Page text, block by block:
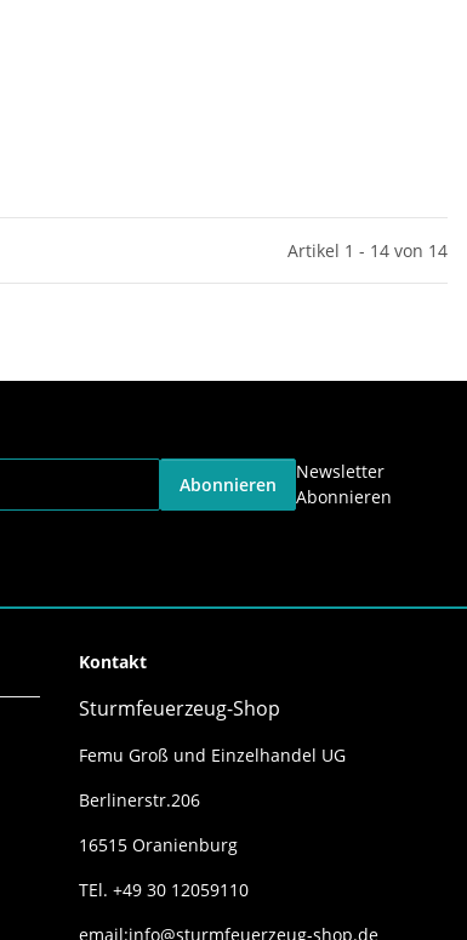
Artikel 1 - 14 von 14
Abonnieren
Newsletter
Abonnieren
Kontakt
Sturmfeuerzeug-Shop
Femu Groß und Einzelhandel UG
Berlinerstr.206
16515 Oranienburg
TEl. +49 30 12059110
email:info@sturmfeuerzeug-shop.de